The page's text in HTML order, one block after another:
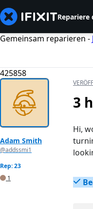
Repariere
Gemeinsam reparieren -
425858
Adam Smith
@addssmi1
Rep: 23
1
3
Hi,